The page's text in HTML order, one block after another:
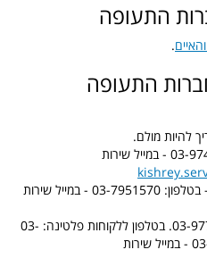
התעופה
.
התעופה
להיות מולם.
03-
במייל שירות
- לנציגות בארץ - בטלפון: 03-7951570 - במייל שירות
- בוואטסאפ או טלפון: 03-9771111. בטלפון ללקוחות פלטינה: 03-
9771212 וללקוחות זהב: 03-9771000 - במייל שירות